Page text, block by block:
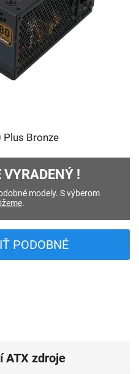
Plus Bronze
VYRADENÝ !
modely. S výberom
.
PODOBNÉ
ATX zdroje